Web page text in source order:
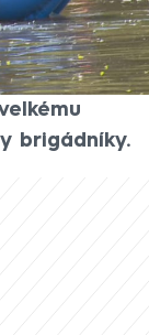
v
brigádníky.